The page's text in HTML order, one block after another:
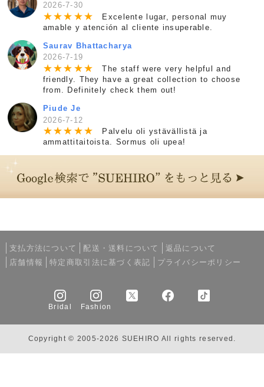
2026-7-30
★★★ ★★
Excelente lugar, personal muy
amable y atención al cliente insuperable.
Saurav Bhattacharya
2026-7-19
★★★ ★★
The staff were very helpful and
friendly. They have a great collection to choose
from. Definitely check them out!
Piude Je
2026-7-12
★★★ ★★
Palvelu oli ystävällistä ja
ammattitaitoista. Sormus oli upea!
支払方法について 配送・送料について
返品について
店舗情報
特定商取引法に基づく表記 プライバシーポリシー
Bridal Fashion
Copyright © 2005-2026 SUEHIRO All rights reserved.